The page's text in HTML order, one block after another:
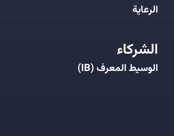
الرعاية
الشركاء
الوسيط المعرف (IB)